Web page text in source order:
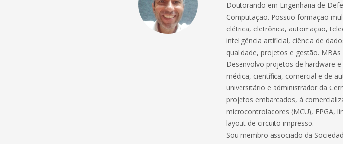
Doutorando em Engenharia de
Computação. Possuo formação
elétrica, eletrônica, automação,
inteligência artificial, ciência de
qualidade, projetos e gestão. MBAs
Desenvolvo projetos de hardware
médica, científica, comercial e de
universitário e administrador da
projetos embarcados, à
microcontroladores (MCU), FPGA,
layout de circuito impresso.
Sou membro associado da